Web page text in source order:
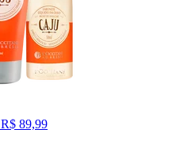
R$ 89,99